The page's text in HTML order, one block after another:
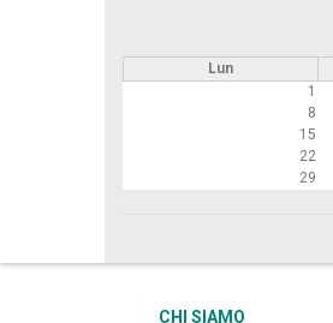
Lun
1
8
15
22
29
CHI SIAMO